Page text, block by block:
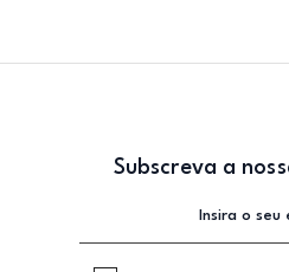
Subscreva a